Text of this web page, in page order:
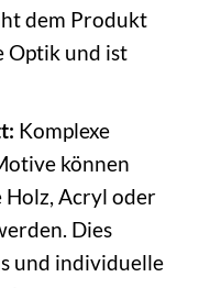
dem Produkt
Optik und ist
Komplexe
können
Holz, Acryl oder
Dies
und individuelle